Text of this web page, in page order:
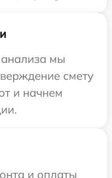
мы
смету
и начнем
и оплаты